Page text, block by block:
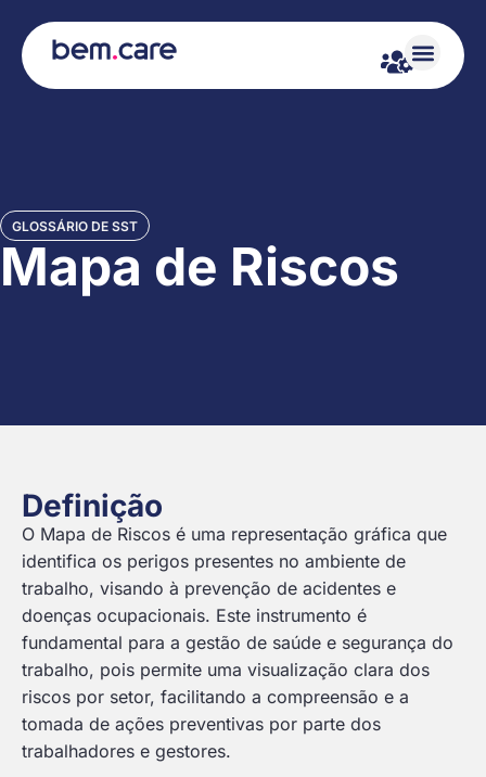
GLOSSÁRIO DE SST
Mapa de Riscos
Definição
O Mapa de Riscos é uma representação gráfica que
identifica os perigos presentes no ambiente de
trabalho, visando à prevenção de acidentes e
doenças ocupacionais. Este instrumento é
fundamental para a gestão de saúde e segurança do
trabalho, pois permite uma visualização clara dos
riscos por setor, facilitando a compreensão e a
tomada de ações preventivas por parte dos
trabalhadores e gestores.